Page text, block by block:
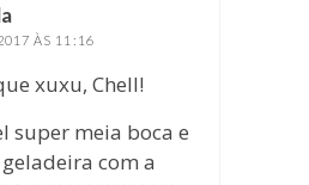
ÀS 11:16
xuxu, Chell!
super meia boca e
com a